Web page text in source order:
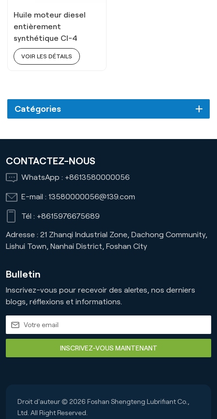
Huile moteur diesel
entièrement
synthétique CI-4
VOIR LES DÉTAILS
Catégories
CONTACTEZ-NOUS
WhatsApp : +8613580000056
E-mail : 13580000056@139.com
Tél : +8615976675689
Adresse : 21 Zhanqi Industrial Zone, Dachong Community,
Lishui Town, Nanhai District, Foshan City
Bulletin
Inscrivez-vous pour recevoir des alertes, nos derniers
blogs, réflexions et informations.
INSCRIVEZ-VOUS MAINTENANT
Droit d'auteur © 2026 Foshan Shengteng Lubrifiant Co.,
Ltd. All Right Reserved.